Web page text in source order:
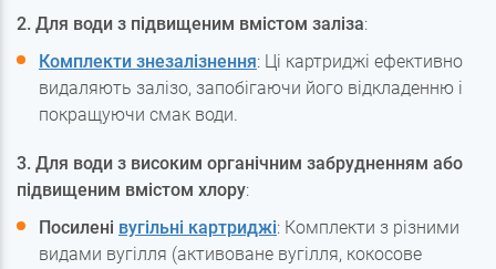
2. Для води з підвищеним вмістом заліза:
Комплекти знезалізнення: Ці картриджі ефективно
видаляють залізо, запобігаючи його відкладенню і
покращуючи смак води.
3. Для води з високим органічним забрудненням або
підвищеним вмістом хлору:
Посилені вугільні картриджі: Комплекти з різними
видами вугілля (активоване вугілля, кокосове